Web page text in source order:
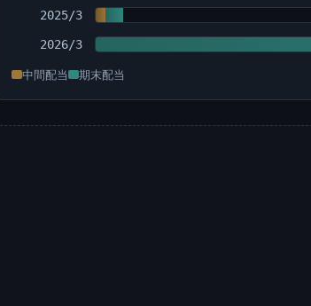
2025/3
2026/3
中間配当 期末配当